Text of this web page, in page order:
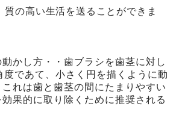
質の高い生活を送ることができま
かし方・・歯ブラシを歯茎に対し
度であて、小さく円を描くように動
れは歯と歯茎の間にたまりやすい
果的に取り除くために推奨される